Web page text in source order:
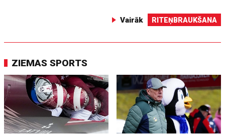
Vairāk RITEŅBRAUKŠANA
ZIEMAS SPORTS